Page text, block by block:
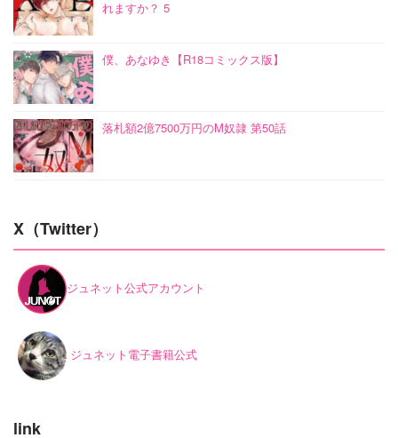
れますか？ 5
僕、あなゆき【R18コミックス版】
落札額2億7500万円のM奴隷 第50話
X（Twitter）
ジュネット公式アカウント
ジュネット電子書籍公式
link